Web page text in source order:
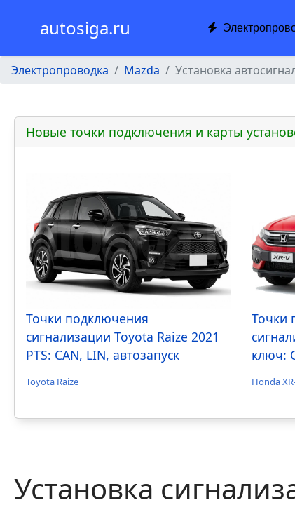
autosiga.ru
Электропроводка Mazda Установка
Новые точки подключения и карты
Точки подключения
сигнализации Toyota Raize 2021
PTS: CAN, LIN, автозапуск
Toyota Raize
Точки
ключ:
Honda
Установка